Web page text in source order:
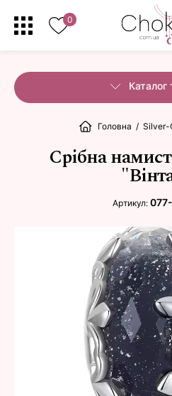
0
Каталог
Головна / Silver-
Срібна
Артикул: